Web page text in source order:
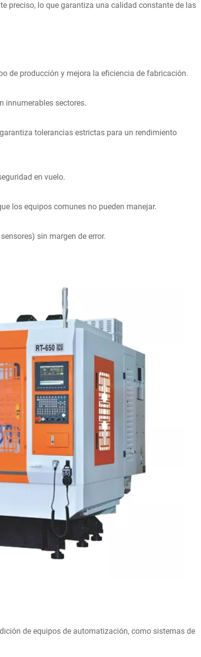
preciso, lo que garantiza una calidad constante de las
de producción y mejora la eficiencia de fabricación.
innumerables sectores.
tolerancias estrictas para un rendimiento
en vuelo.
los equipos comunes no pueden manejar.
sin margen de error.
de equipos de automatización, como sistemas de